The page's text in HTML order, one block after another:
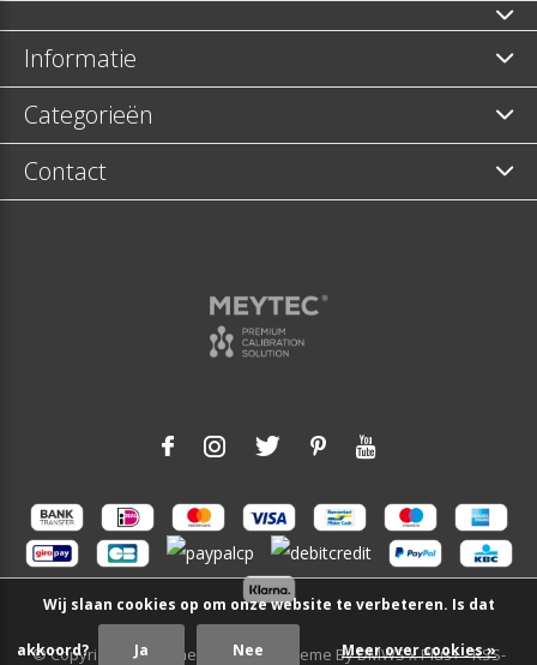
Informatie
Categorieën
Contact
© Copyright 2026 - Theme RePos - Theme ByDMWSxPlus+-RSS-
Wij slaan cookies op om onze website te verbeteren. Is dat
akkoord? Ja Nee Meer over cookies »